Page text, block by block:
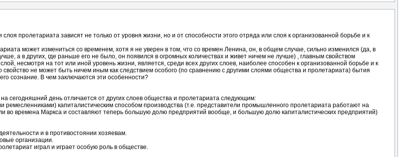
пролетариата зависят не только от уровня жизни, но и от способности этого отряда или слоя к организованной борьбе и к
может измениться со временем, хотя я не уверен в том, что со времен Ленина, он, в общем случае, сильно изменился (да, в
а в других, где раньше его не было, он появился в огромных количествах и живет ничем не лучше) , главным свойством
несмотря на тот или иной уровень жизни, является, среди всех других слоев, наиболее способен к организованной борьбе и к
свойство не может быть ничем иным как следствием особого (по сравнению с другими слоями общества и пролетариата) бытия
сознание. В чем заключаются эти особенности?
сегодняшний день отличается от других слоев общества и пролетариата следующим:
ремесленниками) капиталистическим способом производства (т.е. представители промышленного пролетариата работают на
во времена Маркса и составляют теперь большую долю предприятий вообще, и большую долю капиталистических предприятий)
и в противостоянии хозяевам.
организации.
играл и играет особую роль в обществе.